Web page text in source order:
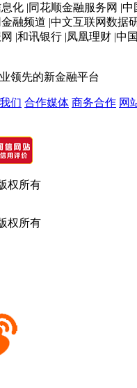
化 |同花顺金融服务网 |
融频道 |中文互联网数据
|和讯银行 |凤凰理财 |中
领先的新金融平台
们 合作媒体 商务合作 网
权所有
权所有